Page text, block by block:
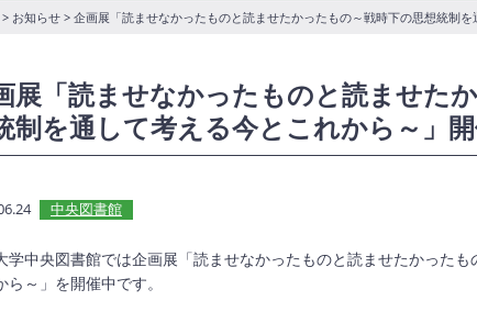
> お知らせ > 企画展「読ませなかったものと読ませたかったもの～戦時下の思想統制
展「読ませなかったものと読ませた
制を通して考える今とこれから～」
中央図書館
学中央図書館では企画展「読ませなかったものと読ませたかった
ら～」を開催中です。